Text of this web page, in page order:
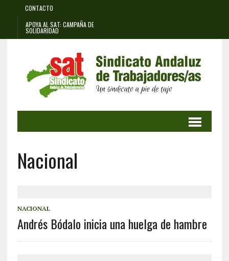
CONTACTO
APOYA AL SAT: CAMPAÑA DE
SOLIDARIDAD
Nacional
NACIONAL
Andrés Bódalo inicia una huelga de hambre